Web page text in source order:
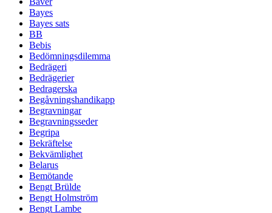
Bayes
Bayes sats
BB
Bebis
Bedömningsdilemma
Bedrägeri
Bedrägerier
Bedragerska
Begåvningshandikapp
Begravningar
Begravningsseder
Begripa
Bekräftelse
Bekvämlighet
Belarus
Bemötande
Bengt Brülde
Bengt Holmström
Bengt Lambe